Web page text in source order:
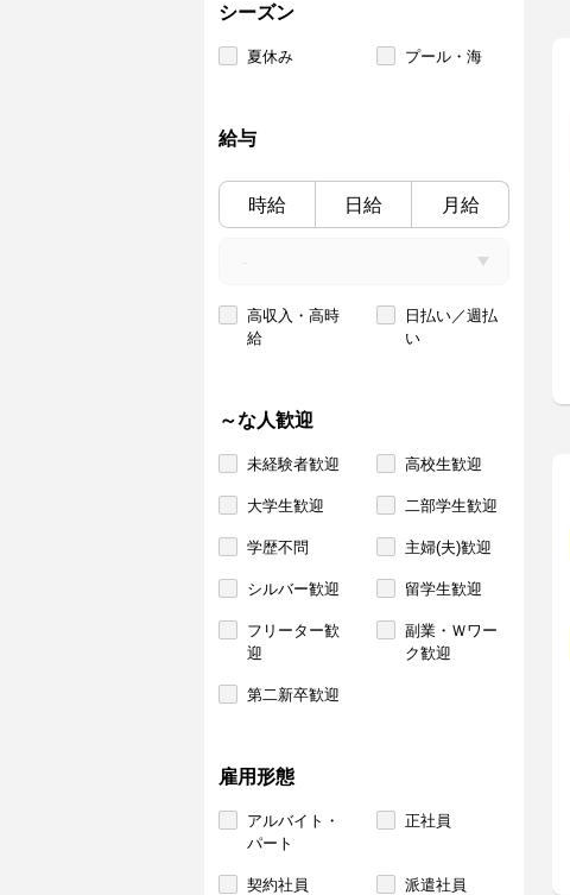
シーズン
夏休み プール・海
給与
時給 日給 月給
高収入・高時
給
日払い／週払
い
～な人歓迎
未経験者歓迎 高校生歓迎
大学生歓迎 二部学生歓迎
学歴不問 主婦(夫)歓迎
シルバー歓迎 留学生歓迎
フリーター歓
迎
副業・Ｗワー
ク歓迎
第二新卒歓迎
雇用形態
アルバイト・
パート
正社員
契約社員 派遣社員